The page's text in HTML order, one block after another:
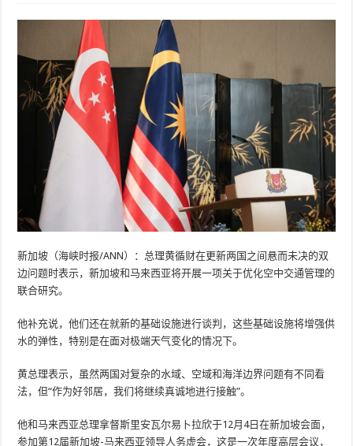
新加坡（海峡时报/ANN）：总理黄循财在更新两国之间悬而未决的双
边问题时表示，新加坡和马来西亚将开展一项关于优化空中交通管理的
联合研究。
他补充说，他们还在就新的基础设施进行谈判，这些基础设施将增强供
水的弹性，特别是在面对极端天气变化的情况下。
黄总理表示，虽然两国对复杂的水域、空域和海洋边界问题有不同看
法，但“作为好邻居，我们将继续真诚地进行接触”。
他和马来西亚总理拿督斯里安瓦尔易卜拉欣于12月4日在新加坡会面，
参加第12届新加坡-马来西亚领导人务虚会，这是一次年度高层会议，